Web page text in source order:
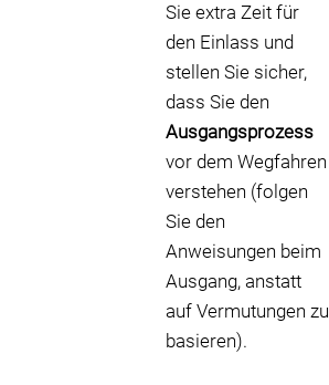
Sie extra Zeit für
den Einlass und
stellen Sie sicher,
dass Sie den
Ausgangsprozess
vor dem Wegfahren
verstehen (folgen
Sie den
Anweisungen beim
Ausgang, anstatt
auf Vermutungen zu
basieren).